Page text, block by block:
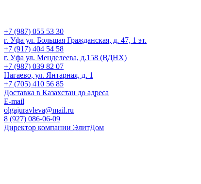
+7 (987) 055 53 30
г. Уфа ул. Большая Гражданская, д. 47, 1 эт.
+7 (917) 404 54 58
г. Уфа ул. Менделеева, д.158 (ВДНХ)
+7 (987) 039 82 07
Нагаево, ул. Янтарная, д. 1
+7 (705) 410 56 85
Доставка в Казахстан до адреса
E-mail
olgajuravleva@mail.ru
8 (927) 086-06-09
Директор компании ЭлитДом